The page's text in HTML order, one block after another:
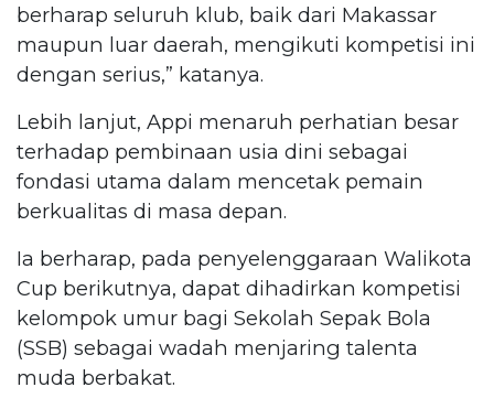
berharap seluruh klub, baik dari Makassar
maupun luar daerah, mengikuti kompetisi ini
dengan serius,” katanya.
Lebih lanjut, Appi menaruh perhatian besar
terhadap pembinaan usia dini sebagai
fondasi utama dalam mencetak pemain
berkualitas di masa depan.
Ia berharap, pada penyelenggaraan Walikota
Cup berikutnya, dapat dihadirkan kompetisi
kelompok umur bagi Sekolah Sepak Bola
(SSB) sebagai wadah menjaring talenta
muda berbakat.